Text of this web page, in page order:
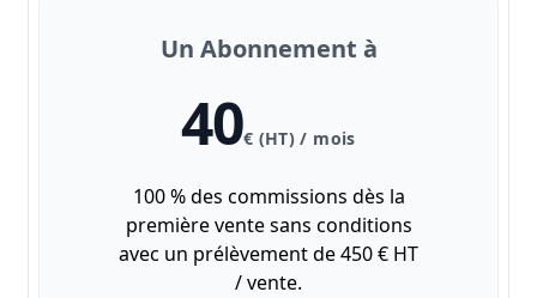
Un Abonnement à
40€ (HT) / mois
100 % des commissions dès la
première vente sans conditions
avec un prélèvement de 450 € HT
/ vente.